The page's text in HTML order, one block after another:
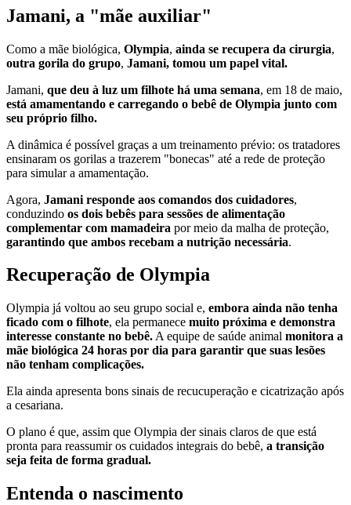
Jamani, a "mãe auxiliar"
Como a mãe biológica, Olympia, ainda se recupera da cirurgia,
outra gorila do grupo, Jamani, tomou um papel vital.
Jamani, que deu à luz um filhote há uma semana, em 18 de maio,
está amamentando e carregando o bebê de Olympia junto com
seu próprio filho.
A dinâmica é possível graças a um treinamento prévio: os tratadores
ensinaram os gorilas a trazerem "bonecas" até a rede de proteção
para simular a amamentação.
Agora, Jamani responde aos comandos dos cuidadores,
conduzindo os dois bebês para sessões de alimentação
complementar com mamadeira por meio da malha de proteção,
garantindo que ambos recebam a nutrição necessária.
Recuperação de Olympia
Olympia já voltou ao seu grupo social e, embora ainda não tenha
ficado com o filhote, ela permanece muito próxima e demonstra
interesse constante no bebê. A equipe de saúde animal monitora a
mãe biológica 24 horas por dia para garantir que suas lesões
não tenham complicações.
Ela ainda apresenta bons sinais de recucuperação e cicatrização após
a cesariana.
O plano é que, assim que Olympia der sinais claros de que está
pronta para reassumir os cuidados integrais do bebê, a transição
seja feita de forma gradual.
Entenda o nascimento